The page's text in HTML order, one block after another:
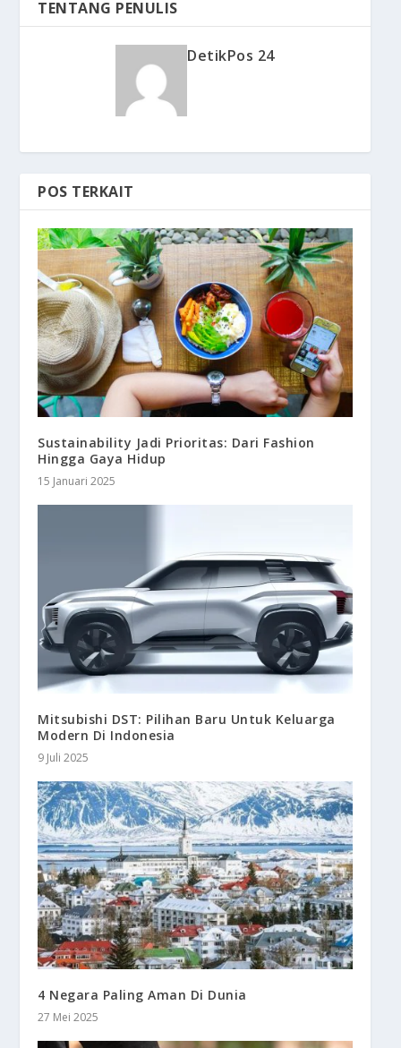
TENTANG PENULIS
DetikPos 24
POS TERKAIT
Sustainability Jadi Prioritas: Dari Fashion
Hingga Gaya Hidup
15 Januari 2025
Mitsubishi DST: Pilihan Baru Untuk Keluarga
Modern Di Indonesia
9 Juli 2025
4 Negara Paling Aman Di Dunia
27 Mei 2025